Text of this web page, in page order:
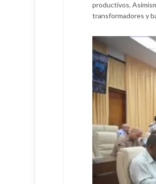
productivos.
transformadores y